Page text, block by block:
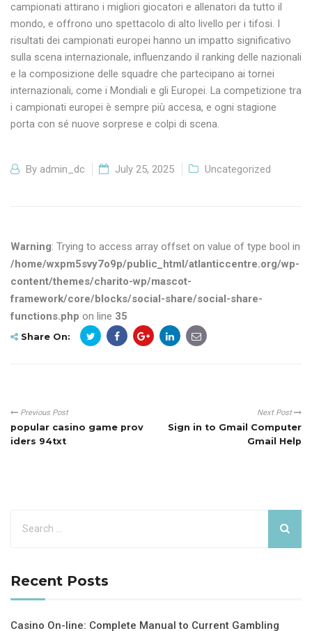
campionati attirano i migliori giocatori e allenatori da tutto il
mondo, e offrono uno spettacolo di alto livello per i tifosi. I
risultati dei campionati europei hanno un impatto significativo
sulla scena internazionale, influenzando il ranking delle nazionali
e la composizione delle squadre che partecipano ai tornei
internazionali, come i Mondiali e gli Europei. La competizione tra
i campionati europei è sempre più accesa, e ogni stagione
porta con sé nuove sorprese e colpi di scena.
By admin_dc July 25, 2025 Uncategorized
Warning: Trying to access array offset on value of type bool in
/home/wxpm5svy7o9p/public_html/atlanticcentre.org/wp-
content/themes/charito-wp/mascot-
framework/core/blocks/social-share/social-share-
functions.php on line 35
Share On:
Previous Post
popular casino game prov
iders 94txt
Next Post
Sign in to Gmail Computer
Gmail Help
Recent Posts
Casino On-line: Complete Manual to Current Gambling